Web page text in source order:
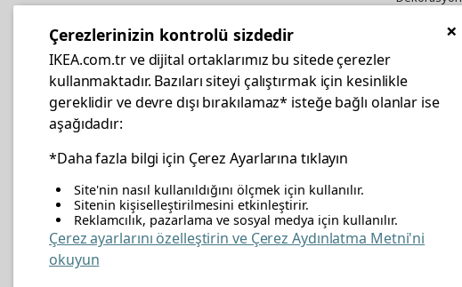
İş yeri mobilya ve aksesuar
alışverişleriniz IKEA Kurumsal Kart
ile daha hesaplı.
Züccaciye
facebooktwitterinstagrampinterestyoutubelinkedin
×
Çerezlerinizin kontrolü sizdedir
IKEA.com.tr ve dijital ortaklarımız bu sitede çerezler
kullanmaktadır. Bazıları siteyi çalıştırmak için kesinlikle
gereklidir ve devre dışı bırakılamaz* isteğe bağlı olanlar ise
aşağıdadır:
*Daha fazla bilgi için Çerez Ayarlarına tıklayın
Site'nin nasıl kullanıldığını ölçmek için kullanılır.
Sitenin kişiselleştirilmesini etkinleştirir.
Reklamcılık, pazarlama ve sosyal medya için kullanılır.
Çerez ayarlarını özelleştirin ve Çerez Aydınlatma Metni'ni
okuyun